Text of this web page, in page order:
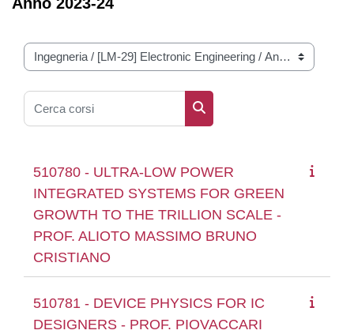
Categorie di corso
Cerca corsi
Cerca corsi
510780 - ULTRA-LOW POWER
INTEGRATED SYSTEMS FOR GREEN
GROWTH TO THE TRILLION SCALE -
PROF. ALIOTO MASSIMO BRUNO
CRISTIANO
510781 - DEVICE PHYSICS FOR IC
DESIGNERS - PROF. PIOVACCARI